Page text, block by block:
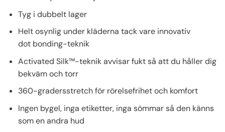
Tyg i dubbelt lager
Helt osynlig under kläderna tack vare innovativ
dot bonding-teknik
Activated Silk™-teknik avvisar fukt så att du håller dig
bekväm och torr
360-gradersstretch för rörelsefrihet och komfort
Ingen bygel, inga etiketter, inga sömmar så den känns
som en andra hud